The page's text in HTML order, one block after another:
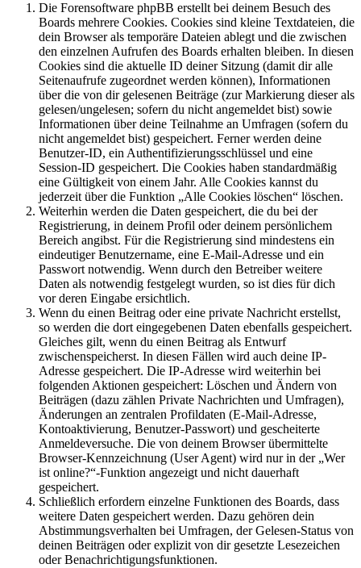
Die Forensoftware phpBB erstellt bei deinem Besuch des
Boards mehrere Cookies. Cookies sind kleine Textdateien, die
dein Browser als temporäre Dateien ablegt und die zwischen
den einzelnen Aufrufen des Boards erhalten bleiben. In diesen
Cookies sind die aktuelle ID deiner Sitzung (damit dir alle
Seitenaufrufe zugeordnet werden können), Informationen
über die von dir gelesenen Beiträge (zur Markierung dieser als
gelesen/ungelesen; sofern du nicht angemeldet bist) sowie
Informationen über deine Teilnahme an Umfragen (sofern du
nicht angemeldet bist) gespeichert. Ferner werden deine
Benutzer-ID, ein Authentifizierungsschlüssel und eine
Session-ID gespeichert. Die Cookies haben standardmäßig
eine Gültigkeit von einem Jahr. Alle Cookies kannst du
jederzeit über die Funktion „Alle Cookies löschen“ löschen.
Weiterhin werden die Daten gespeichert, die du bei der
Registrierung, in deinem Profil oder deinem persönlichem
Bereich angibst. Für die Registrierung sind mindestens ein
eindeutiger Benutzername, eine E-Mail-Adresse und ein
Passwort notwendig. Wenn durch den Betreiber weitere
Daten als notwendig festgelegt wurden, so ist dies für dich
vor deren Eingabe ersichtlich.
Wenn du einen Beitrag oder eine private Nachricht erstellst,
so werden die dort eingegebenen Daten ebenfalls gespeichert.
Gleiches gilt, wenn du einen Beitrag als Entwurf
zwischenspeicherst. In diesen Fällen wird auch deine IP-
Adresse gespeichert. Die IP-Adresse wird weiterhin bei
folgenden Aktionen gespeichert: Löschen und Ändern von
Beiträgen (dazu zählen Private Nachrichten und Umfragen),
Änderungen an zentralen Profildaten (E-Mail-Adresse,
Kontoaktivierung, Benutzer-Passwort) und gescheiterte
Anmeldeversuche. Die von deinem Browser übermittelte
Browser-Kennzeichnung (User Agent) wird nur in der „Wer
ist online?“-Funktion angezeigt und nicht dauerhaft
gespeichert.
Schließlich erfordern einzelne Funktionen des Boards, dass
weitere Daten gespeichert werden. Dazu gehören dein
Abstimmungsverhalten bei Umfragen, der Gelesen-Status von
deinen Beiträgen oder explizit von dir gesetzte Lesezeichen
oder Benachrichtigungsfunktionen.